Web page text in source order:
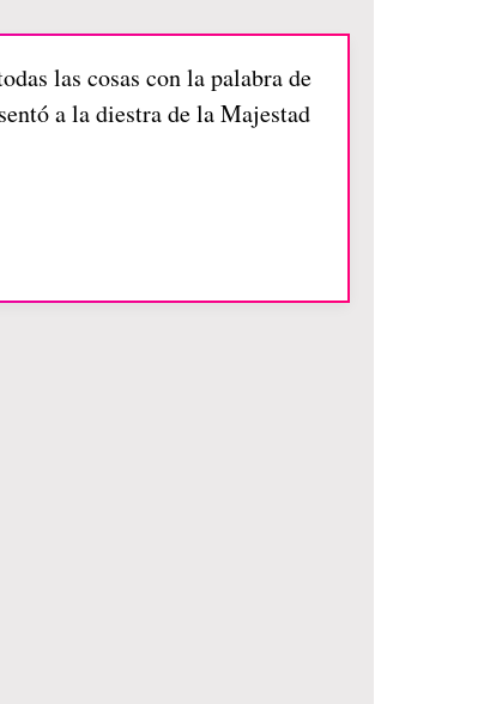
las cosas con la palabra de
a la diestra de la Majestad